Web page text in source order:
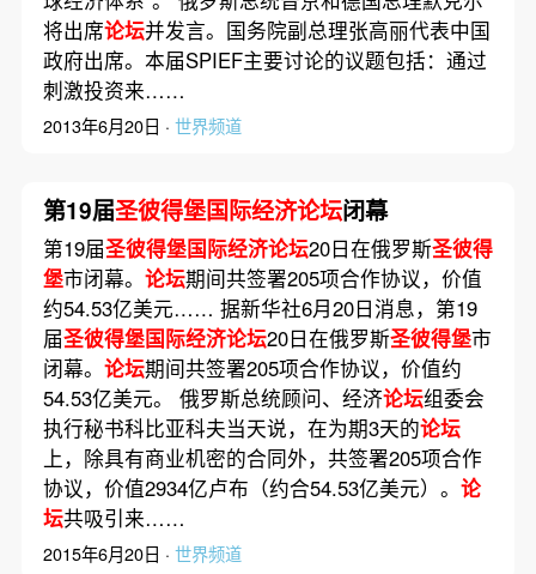
将出席论坛并发言。国务院副总理张高丽代表中国
政府出席。本届SPIEF主要讨论的议题包括：通过
刺激投资来……
2013年6月20日 · 世界频道
第19届圣彼得堡国际经济论坛闭幕
第19届圣彼得堡国际经济论坛20日在俄罗斯圣彼得
堡市闭幕。 论坛期间共签署205项合作协议，价值
约54.53亿美元…… 据新华社6月20日消息，第19
届圣彼得堡国际经济论坛20日在俄罗斯圣彼得堡市
闭幕。 论坛期间共签署205项合作协议，价值约
54.53亿美元。 俄罗斯总统顾问、经济论坛组委会
执行秘书科比亚科夫当天说，在为期3天的论坛
上，除具有商业机密的合同外，共签署205项合作
协议，价值2934亿卢布（约合54.53亿美元）。 论
坛共吸引来……
2015年6月20日 · 世界频道